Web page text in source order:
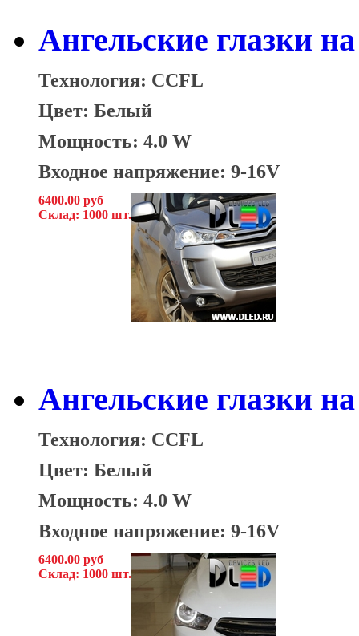
Ангельские глазки
Технология: CCFL
Цвет: Белый
Мощность: 4.0 W
Входное напряжение: 9-16V
6400.00 руб
Склад: 1000 шт.
Ангельские глазки
Технология: CCFL
Цвет: Белый
Мощность: 4.0 W
Входное напряжение: 9-16V
6400.00 руб
Склад: 1000 шт.